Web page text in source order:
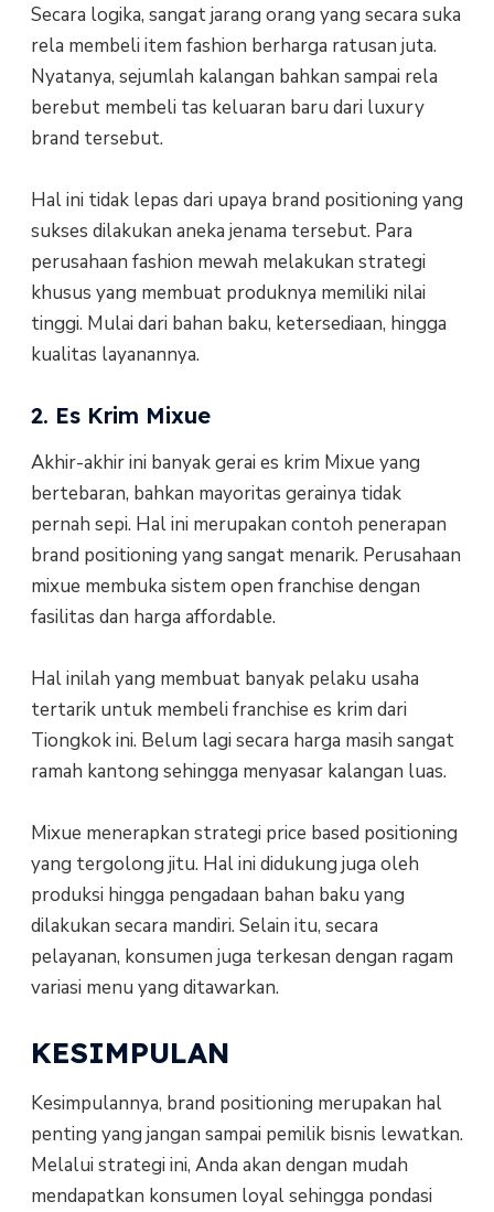
Secara logika, sangat jarang orang yang secara suka
rela membeli item fashion berharga ratusan juta.
Nyatanya, sejumlah kalangan bahkan sampai rela
berebut membeli tas keluaran baru dari luxury
brand tersebut.
Hal ini tidak lepas dari upaya brand positioning yang
sukses dilakukan aneka jenama tersebut. Para
perusahaan fashion mewah melakukan strategi
khusus yang membuat produknya memiliki nilai
tinggi. Mulai dari bahan baku, ketersediaan, hingga
kualitas layanannya.
2. Es Krim Mixue
Akhir-akhir ini banyak gerai es krim Mixue yang
bertebaran, bahkan mayoritas gerainya tidak
pernah sepi. Hal ini merupakan contoh penerapan
brand positioning yang sangat menarik. Perusahaan
mixue membuka sistem open franchise dengan
fasilitas dan harga affordable.
Hal inilah yang membuat banyak pelaku usaha
tertarik untuk membeli franchise es krim dari
Tiongkok ini. Belum lagi secara harga masih sangat
ramah kantong sehingga menyasar kalangan luas.
Mixue menerapkan strategi price based positioning
yang tergolong jitu. Hal ini didukung juga oleh
produksi hingga pengadaan bahan baku yang
dilakukan secara mandiri. Selain itu, secara
pelayanan, konsumen juga terkesan dengan ragam
variasi menu yang ditawarkan.
KESIMPULAN
Kesimpulannya, brand positioning merupakan hal
penting yang jangan sampai pemilik bisnis lewatkan.
Melalui strategi ini, Anda akan dengan mudah
mendapatkan konsumen loyal sehingga pondasi